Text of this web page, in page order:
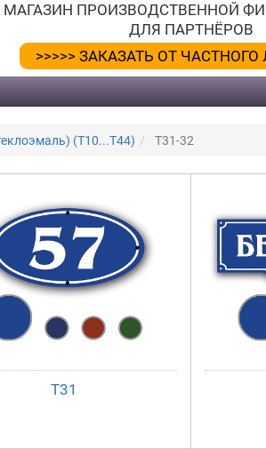
ПРОИЗВОДСТВЕННОЙ
ДЛЯ ПАРТНЁРОВ
>>>>> ЗАКАЗАТЬ ОТ ЧАСТНОГО
(Т10...Т44) T31-32
Т31